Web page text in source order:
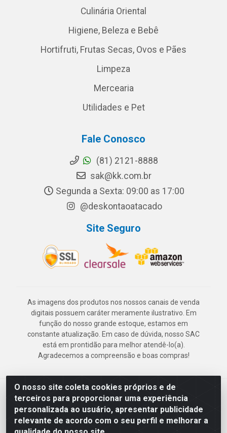
O nosso site coleta cookies próprios e de
terceiros para proporcionar uma experiência
personalizada ao usuário, apresentar publicidade
relevante de acordo com o seu perfil e melhorar a
Culinária Oriental
Higiene, Beleza e Bebê
Hortifruti, Frutas Secas, Ovos e Pães
Limpeza
Mercearia
Utilidades e Pet
Fale Conosco
(81) 2121-8888
sak@kk.com.br
Segunda a Sexta: 09:00 as 17:00
@deskontaoatacado
Site Seguro
As imagens dos produtos nos nossos canais de venda
digitais possuem caráter meramente ilustrativo. Em
função do nosso grande estoque, estamos em
constante atualização. Em caso de dúvida, nosso SAC
está em prontidão para melhor atendê-lo(a).
Agradecemos a compreensão e boas compras!
Deskontão Atacado - Av. Marechal Mascarenhas de Morais, 2471 -
Imbiribeira - Recife/PE - CEP 51.150-001 - CNPJ 24.150.377/0003-
57